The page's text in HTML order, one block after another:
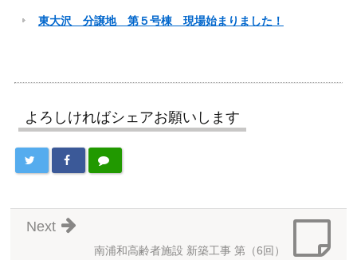
東大沢 分譲地 第５号棟 現場始まりました！
よろしければシェアお願いします
南浦和高齢者施設 新築工事 第（6回）
Next